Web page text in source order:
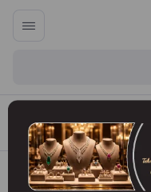
/ جعبه انگشتر AO2 WLJ3